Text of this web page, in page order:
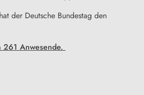
der Deutsche Bundestag den
261 Anwesende.